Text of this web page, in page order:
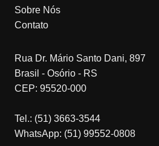
Sobre Nós
Contato
Rua Dr. Mário Santo Dani, 897
Brasil - Osório - RS
CEP: 95520-000
Tel.: (51) 3663-3544
WhatsApp: (51) 99552-0808